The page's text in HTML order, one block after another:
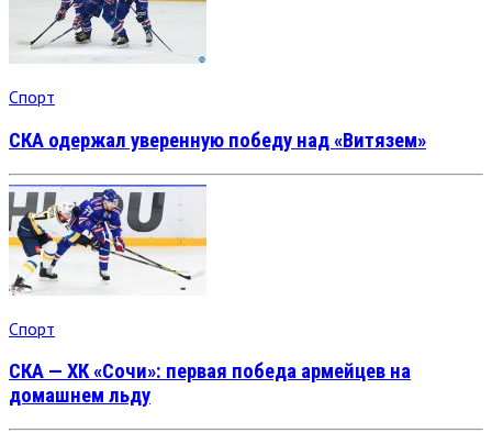
Спорт
СКА одержал уверенную победу над «Витязем»
Спорт
СКА — ХК «Сочи»: первая победа армейцев на
домашнем льду